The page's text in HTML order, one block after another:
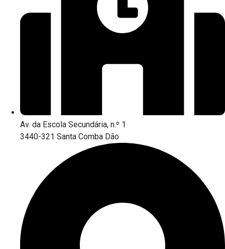
Av. da Escola Secundária, n.º 1
3440-321 Santa Comba Dão